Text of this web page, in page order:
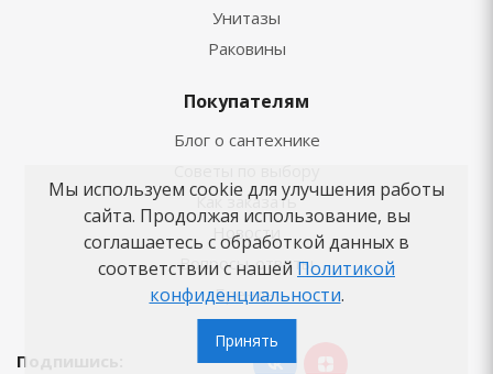
Унитазы
Раковины
Покупателям
Блог о сантехнике
Как заказать
Новости
Вопросы-ответы
Бренды
Подпишись:
Мы используем cookie для улучшения работы
сайта. Продолжая использование, вы
соглашаетесь с обработкой данных в
соответствии с нашей Политикой
конфиденциальности.
Принять